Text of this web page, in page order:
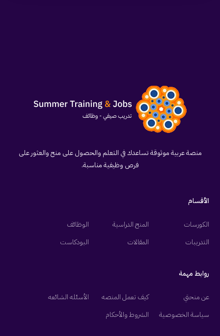
منصة عربية موثوقة تساعدك في التعلم والحصول على منح والعثور على
فرص وظيفية مناسبة.
الأقسام
الكورسات المنح الدراسية
الوظائف
التدريبات
المقالات البودكاست
روابط مهمة
عن منحتي كيف تعمل المنصه
الأسئله الشائعه
سياسة الخصوصية
الشروط والأحكام